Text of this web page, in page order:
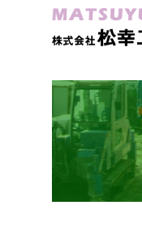
地盤改良工事